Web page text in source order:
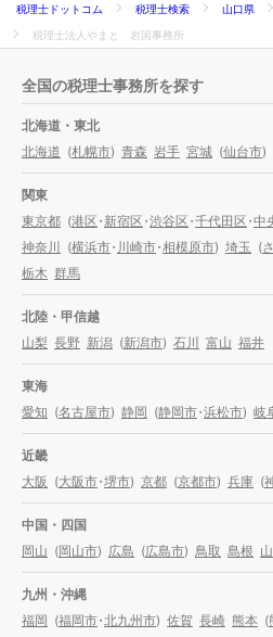
税理士ドットコム 税理士検索 山口県
税理士法人やまと 岩国事務所
全国の税理士事務所を探す
北海道・東北
北海道 (札幌市) 青森 岩手 宮城 (仙台市)
関東
東京都 (港区・新宿区・渋谷区・千代田区・中
神奈川 (横浜市・川崎市・相模原市) 埼玉 (
栃木 群馬
北陸・甲信越
山梨 長野 新潟 (新潟市) 石川 富山 福井
東海
愛知 (名古屋市) 静岡 (静岡市・浜松市) 岐
近畿
大阪 (大阪市・堺市) 京都 (京都市) 兵庫 (
中国・四国
岡山 (岡山市) 広島 (広島市) 鳥取 島根
九州・沖縄
福岡 (福岡市・北九州市) 佐賀 長崎 熊本 (